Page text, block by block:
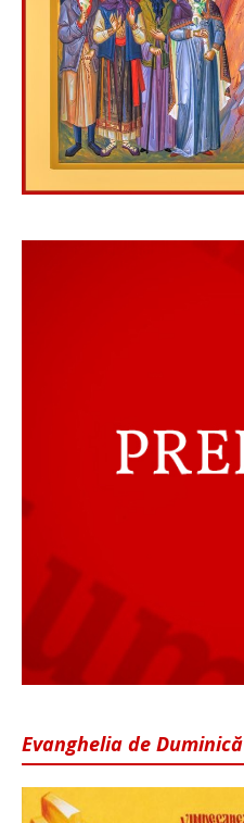
Evanghelia de Duminică